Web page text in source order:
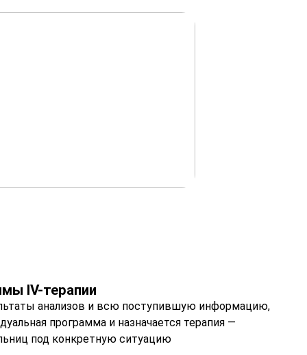
IV-терапии
анализов и всю поступившую информацию,
программа и назначается терапия —
под конкретную ситуацию